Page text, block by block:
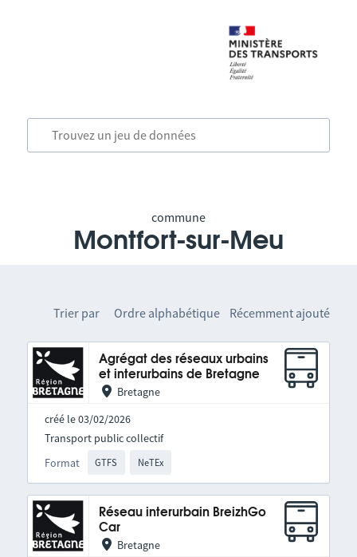
commune
Montfort-sur-Meu
Trier par Ordre alphabétique Récemment ajouté
Agrégat des réseaux urbains
et interurbains de Bretagne
Bretagne
créé le 03/02/2026
Format GTFS NeTEx
Transport public collectif
Réseau interurbain BreizhGo
Car
Bretagne